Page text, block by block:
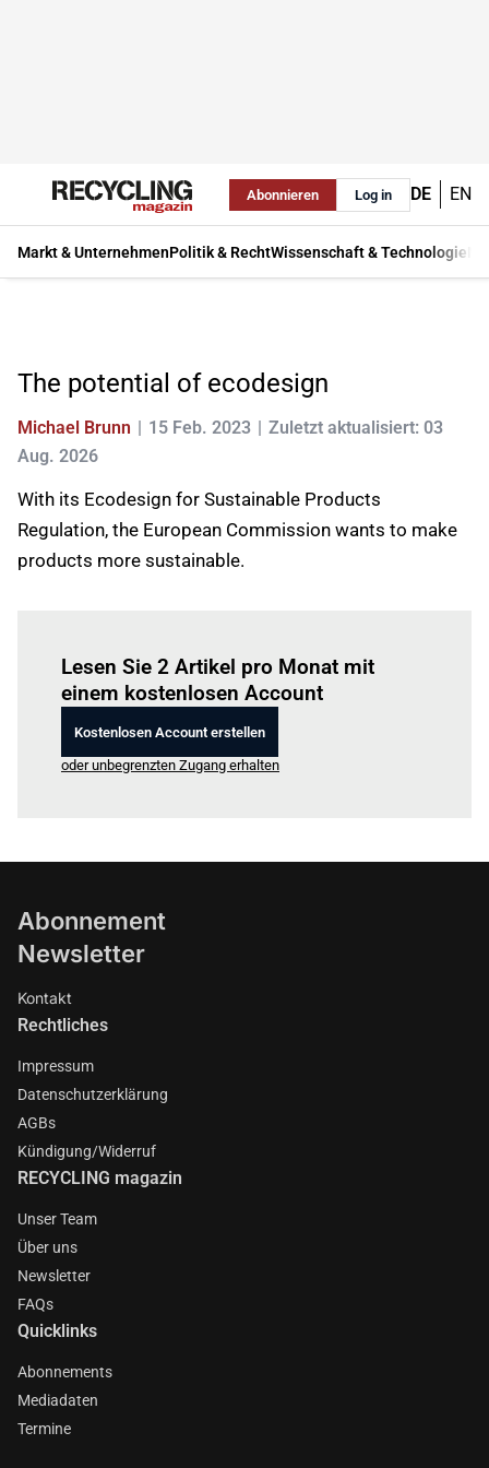
Abonnieren Log in DE EN
Markt & UnternehmenPolitik & RechtWissenschaft & Technologie
The potential of ecodesign
Michael Brunn 15 Feb. 2023
Zuletzt aktualisiert: 03
Aug. 2026
With its Ecodesign for Sustainable Products
Regulation, the European Commission wants to make
products more sustainable.
Lesen Sie 2 Artikel pro Monat mit
einem kostenlosen Account
Kostenlosen Account erstellen
oder unbegrenzten Zugang erhalten
Abonnement
Newsletter
Kontakt
Rechtliches
Impressum
Datenschutzerklärung
AGBs
Kündigung/Widerruf
RECYCLING magazin
Unser Team
Über uns
Newsletter
FAQs
Quicklinks
Abonnements
Mediadaten
Termine